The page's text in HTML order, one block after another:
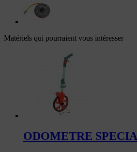
Matériels qui pourraient vous intéresser
ODOMETRE